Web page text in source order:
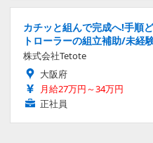
カチッと組んで完成へ!手順
トローラーの組立補助/未経
株式会社Tetote
大阪府
月給27万円～34万円
正社員